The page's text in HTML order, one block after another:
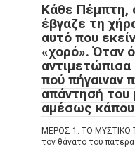
Κάθε Πέμπτη,
έβγαζε τη
αυτό που
«χορό». Όταν
πού πήγαιναν
απάντησή του
αμέσως
ΜΕΡΟΣ 1: ΤΟ ΜΥΣΤΙΚΟ
τον θάνατο του